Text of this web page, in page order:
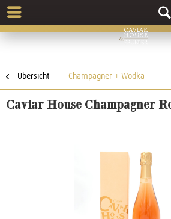
Übersicht Champagner + Wodka
Caviar House Champagner